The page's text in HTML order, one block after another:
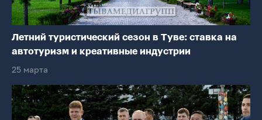
Летний туристический сезон в Туве: ставка на
автотуризм и креативные индустрии
25 марта